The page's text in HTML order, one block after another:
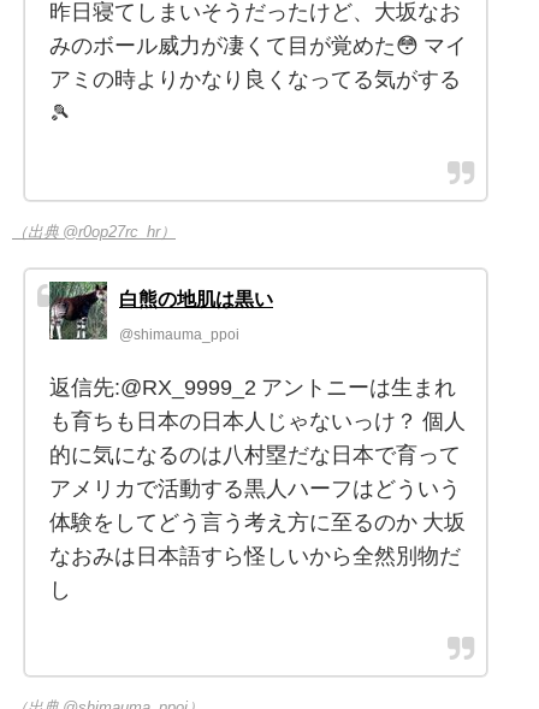
昨日寝てしまいそうだったけど、大坂なお
みのボール威力が凄くて目が覚めた😳 マイ
アミの時よりかなり良くなってる気がする
🎾
（出典 @r0op27rc_hr）
白熊の地肌は黒い
@shimauma_ppoi
返信先:@RX_9999_2 アントニーは生まれ
も育ちも日本の日本人じゃないっけ？ 個人
的に気になるのは八村塁だな日本で育って
アメリカで活動する黒人ハーフはどういう
体験をしてどう言う考え方に至るのか 大坂
なおみは日本語すら怪しいから全然別物だ
し